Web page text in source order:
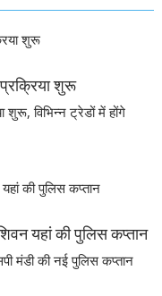
शुरू
शुरू, विभिन्न ट्रेडों में होंगे
यहां की पुलिस कप्तान
मंडी की नई पुलिस कप्तान